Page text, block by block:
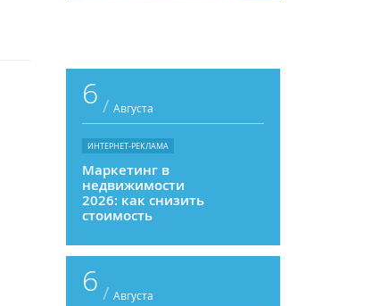
6 / Августа
ИНТЕРНЕТ-РЕКЛАМА
Маркетинг в
недвижимости
2026: как снизить
стоимость
увеличить
продажи
6 / Августа